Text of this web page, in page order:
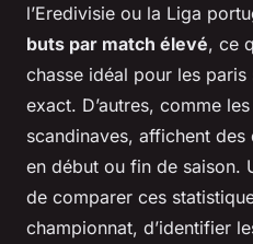
l’Eredivisie ou la Liga
buts par match élevé, ce
chasse idéal pour les paris
exact. D’autres, comme
scandinaves, affichent
en début ou fin de saison.
de comparer ces
championnat, d’identifier